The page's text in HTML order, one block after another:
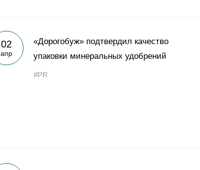
02
апр
«Дорогобуж» подтвердил качество
упаковки минеральных удобрений
#PR